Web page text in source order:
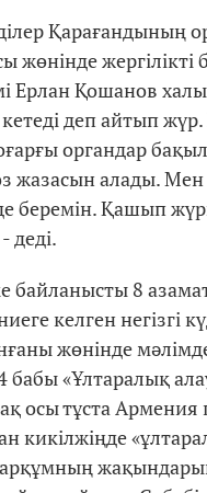
жергілікті
Ерлан Қошанов
деп айтып
органдар
жазасын алады. Мен
беремін. Қашып
деді.
байланысты 8
келген негізгі
жөнінде
«Ұлтаралық
осы тұста
кикілжіңде